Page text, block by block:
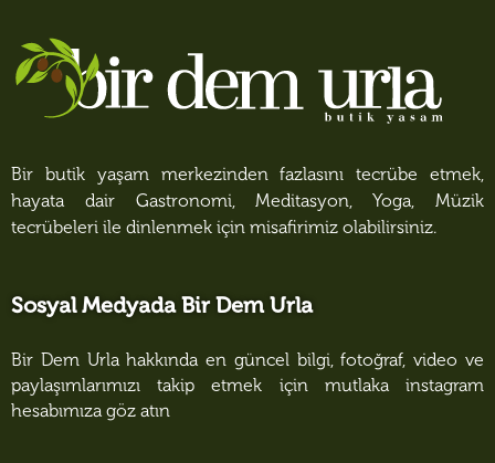
Bir butik yaşam merkezinden fazlasını tecrübe etmek,
hayata dair Gastronomi, Meditasyon, Yoga, Müzik
tecrübeleri ile dinlenmek için misafirimiz olabilirsiniz.
Sosyal Medyada Bir Dem Urla
Bir Dem Urla hakkında en güncel bilgi, fotoğraf, video ve
paylaşımlarımızı takip etmek için mutlaka instagram
hesabımıza göz atın